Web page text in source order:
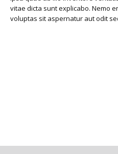
vitae dicta sunt explicabo. Nemo
voluptas sit aspernatur aut odit